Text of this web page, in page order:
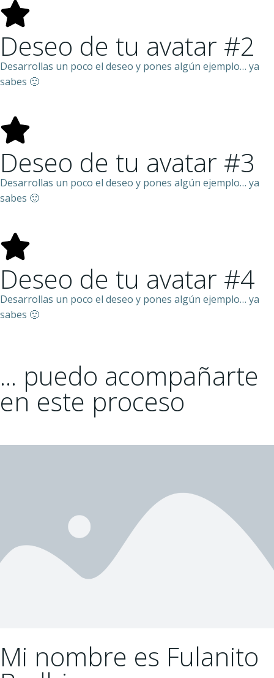
Deseo de tu avatar #2
Desarrollas un poco el deseo y pones algún ejemplo… ya
sabes 🙂
Deseo de tu avatar #3
Desarrollas un poco el deseo y pones algún ejemplo… ya
sabes 🙂
Deseo de tu avatar #4
Desarrollas un poco el deseo y pones algún ejemplo… ya
sabes 🙂
... puedo acompañarte
en este proceso
Mi nombre es Fulanito